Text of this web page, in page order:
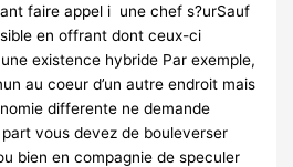
faire appel i une chef s?urSauf
en offrant dont ceux-ci
existence hybride Par exemple,
au coeur d’un autre endroit mais
differente ne demande
vous devez de bouleverser
bien en compagnie de speculer